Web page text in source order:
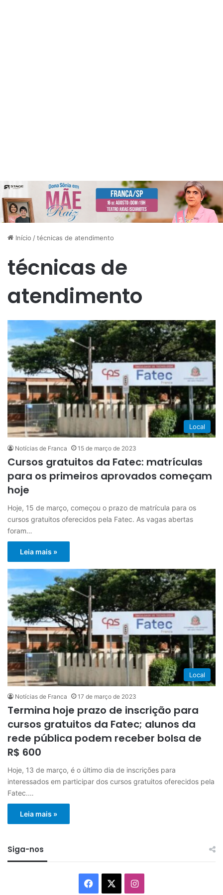
Início /técnicas de atendimento
técnicas de
atendimento
Local
Notícias de Franca 15 de março de 2023
Cursos gratuitos da Fatec: matrículas
para os primeiros aprovados começam
hoje
Hoje, 15 de março, começou o prazo de matrícula para os
cursos gratuitos oferecidos pela Fatec. As vagas abertas
foram…
Leia mais »
Local
Notícias de Franca 17 de março de 2023
Termina hoje prazo de inscrição para
cursos gratuitos da Fatec; alunos da
rede pública podem receber bolsa de
R$ 600
Hoje, 13 de março, é o último dia de inscrições para
interessados em participar dos cursos gratuitos oferecidos pela
Fatec.…
Leia mais »
Siga-nos
Facebook Instagram